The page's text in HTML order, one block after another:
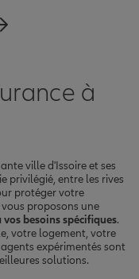
à
ville d'Issoire et ses
privilégié, entre les rives
protéger votre
proposons une
besoins spécifiques.
votre logement, votre
expérimentés sont
solutions.